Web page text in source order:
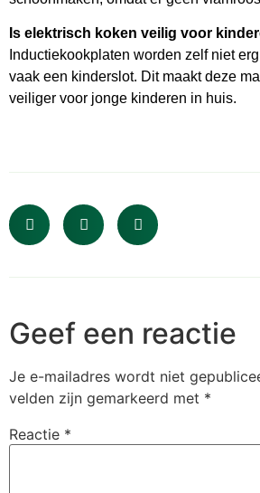
Is elektrisch koken veilig voor
Inductiekookplaten worden zelf niet
vaak een kinderslot. Dit maakt deze
veiliger voor jonge kinderen in huis.
Geef een reactie
Je e-mailadres wordt niet
velden zijn gemarkeerd met *
Reactie *